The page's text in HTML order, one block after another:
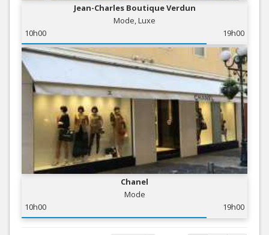
Jean-Charles Boutique Verdun
Mode, Luxe
10h00
19h00
Chanel
Mode
10h00
19h00